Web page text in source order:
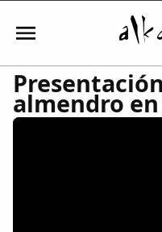
Iniciar sesión
almendro